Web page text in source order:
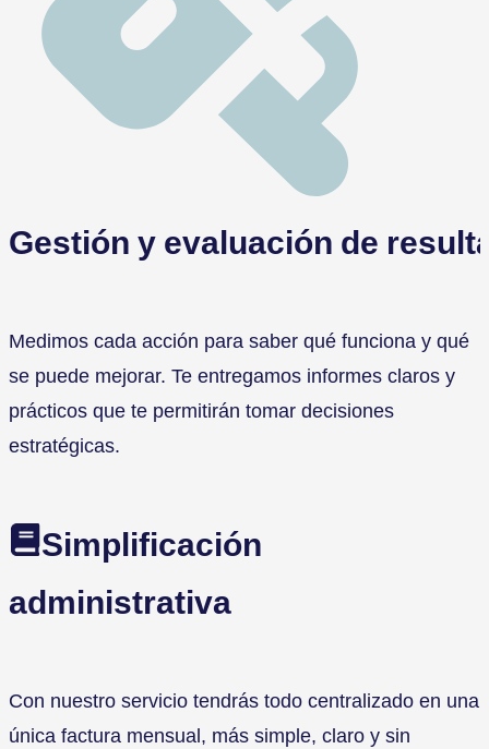
Gestión y evaluación de
Medimos cada acción para saber qué funciona y qué
se puede mejorar. Te entregamos informes claros y
prácticos que te permitirán tomar decisiones
estratégicas.
Simplificación
administrativa
Con nuestro servicio tendrás todo centralizado en una
única factura mensual, más simple, claro y sin